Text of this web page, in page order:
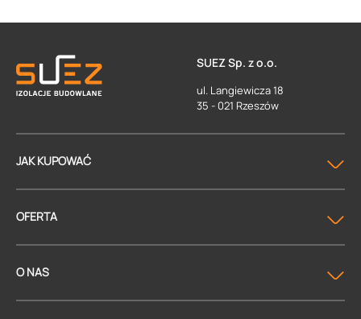
SUEZ Sp. z o.o.
ul. Langiewicza 18
35 - 021 Rzeszów
JAK KUPOWAĆ
OFERTA
O NAS